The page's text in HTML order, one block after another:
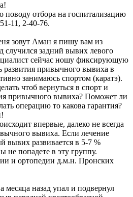
поводу отбора на госпитализацию
11, 2-40-76.
зовут Аман я пишу вам из
случился задний вывих левого
сейчас ношу фиксирующую
развития привычного вывиха в
занимаюсь спортом (каратэ).
чтоб вернуться в спорт и
привычного вывиха? Поможет ли
операцию то какова гарантия?
впервые, далеко не всегда
вывиха. Если лечение
вывих развивается в 5-7 %
не попадете в эту группу.
и ортопедии д.м.н. Пронских
месяца назад упал и подвернул